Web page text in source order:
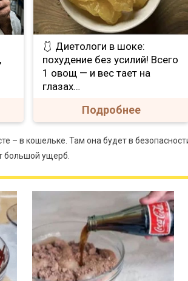
🩱 Диетологи в шоке:
похудение без усилий! Всего
1 овощ — и вес тает на
глазах…
Подробнее
– в кошельке. Там она будет в
большой ущерб.